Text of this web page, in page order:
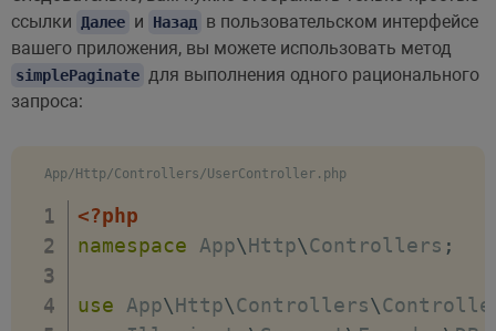
ссылки
Далее и Назад
в пользовательском интерфейсе
вашего приложения, вы можете использовать метод
simplePaginate для выполнения одного рационального
запроса:
App/Http/Controllers/UserController.php
<?php
namespace
App\Http\Controllers ;
use App\Http\Controllers\